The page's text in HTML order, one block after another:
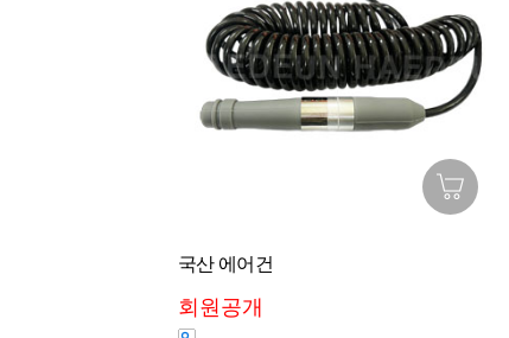
국산 에어건
회원공개